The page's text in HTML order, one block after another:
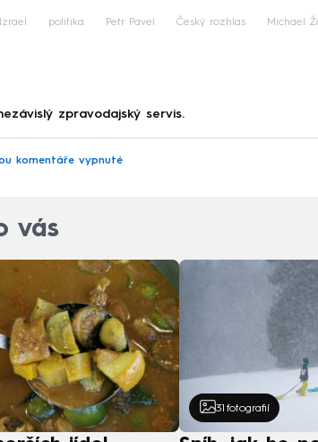
Izrael politika Petr Pavel Český rozhlas Michael
zpravodajský servis.
komentáře vypnuté
vás
31 fotografií